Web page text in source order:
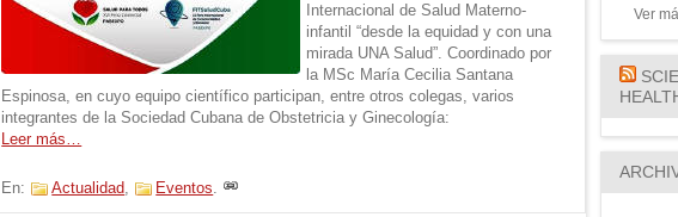
Internacional de Salud Materno-
infantil “desde la equidad y con una
mirada UNA Salud”. Coordinado por
la MSc María Cecilia Santana
Espinosa, en cuyo equipo científico participan, entre otros colegas, varios
integrantes de la Sociedad Cubana de Obstetricia y Ginecología:
Leer más…
En: Actualidad, Eventos.
Ver